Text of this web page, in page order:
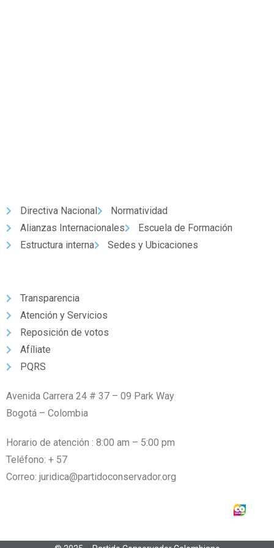
Directiva Nacional
Normatividad
Alianzas Internacionales
Escuela de Formación
Estructura interna
Sedes y Ubicaciones
Transparencia
Atención y Servicios
Reposición de votos
Afíliate
PQRS
Avenida Carrera 24 # 37 – 09 Park Way
Bogotá – Colombia
Horario de atención : 8:00 am – 5:00 pm
Teléfono: + 57
Correo: juridica@partidoconservador.org